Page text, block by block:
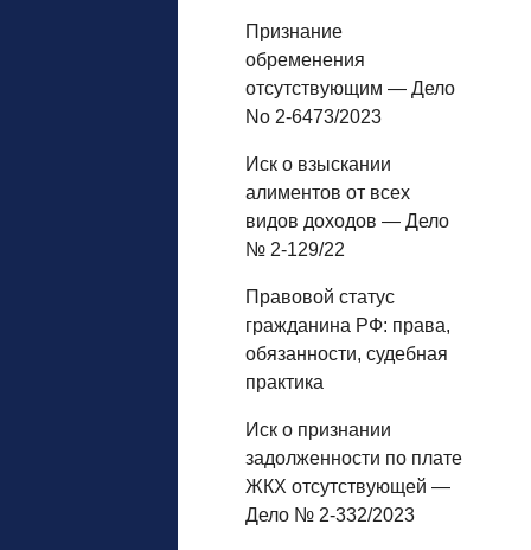
Признание
обременения
отсутствующим — Дело
No 2-6473/2023
Иск о взыскании
алиментов от всех
видов доходов — Дело
№ 2-129/22
Правовой статус
гражданина РФ: права,
обязанности, судебная
практика
Иск о признании
задолженности по плате
ЖКХ отсутствующей —
Дело № 2-332/2023